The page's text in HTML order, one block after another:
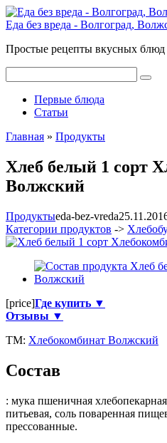
Перейти
к
Еда без вреда - Волгоград,
Простые рецепты вкусных блюд
Первые блюда
Статьи
Главная » Продукты
Хлеб белый 1 сорт
Волжский
Продуктыeda-bez-vreda
Категории продуктов ->
[price]Где купить ▼
Отзывы ▼
ТМ: Хлебокомбинат Волжский
Состав
: мука пшеничная
питьевая, соль поваренная
прессованные.